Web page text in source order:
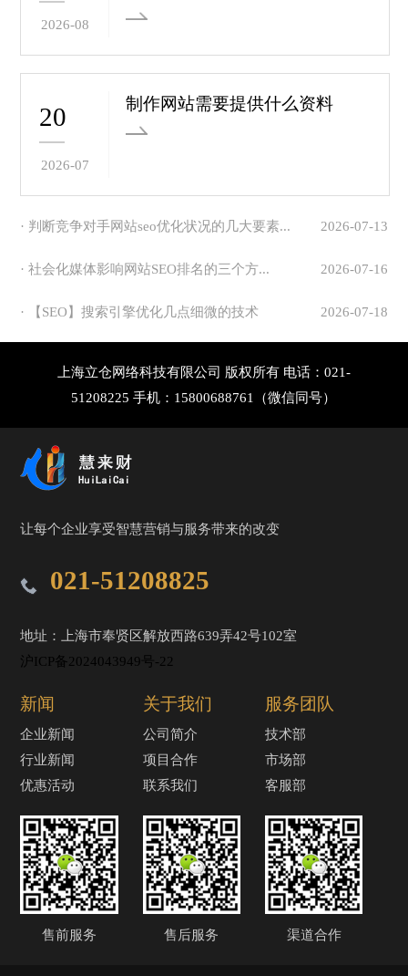
2026-08
20
2026-07
制作网站需要提供什么资料
2026-07-13
· 判断竞争对手网站seo优化状况的几大要素...
2026-07-16
· 社会化媒体影响网站SEO排名的三个方...
2026-07-18
· 【SEO】搜索引擎优化几点细微的技术
上海立仓网络科技有限公司 版权所有 电话：021-
51208225 手机：15800688761（微信同号）
让每个企业享受智慧营销与服务带来的改变
021-51208825
地址：上海市奉贤区解放西路639弄42号102室
沪ICP备2024043949号-22
新闻
企业新闻
行业新闻
优惠活动
售前服务
关于我们
公司简介
项目合作
联系我们
售后服务
服务团队
技术部
市场部
客服部
渠道合作